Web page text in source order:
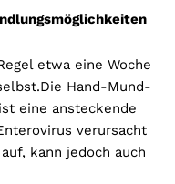
etwa eine Woche
Die Hand-Mund-
eine ansteckende
verursacht
kann jedoch auch